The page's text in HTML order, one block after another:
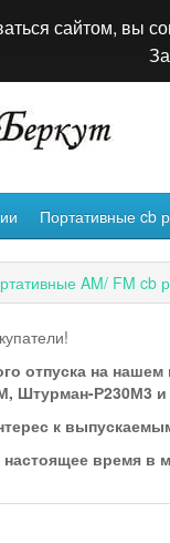
Портативные cb
AM/ FM cb
отпуска на
Штурман-Р230М3 и
к
время в
сайтом, вы